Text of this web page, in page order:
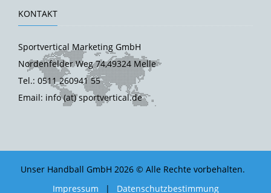
KONTAKT
Sportvertical Marketing GmbH
Nordenfelder Weg 74,49324 Melle
Tel.: 0511 260941 55
Email: info (at) sportvertical.de
Unser Handball GmbH 2026 © Alle Rechte vorbehalten.
Impressum
| Datenschutzbestimmung